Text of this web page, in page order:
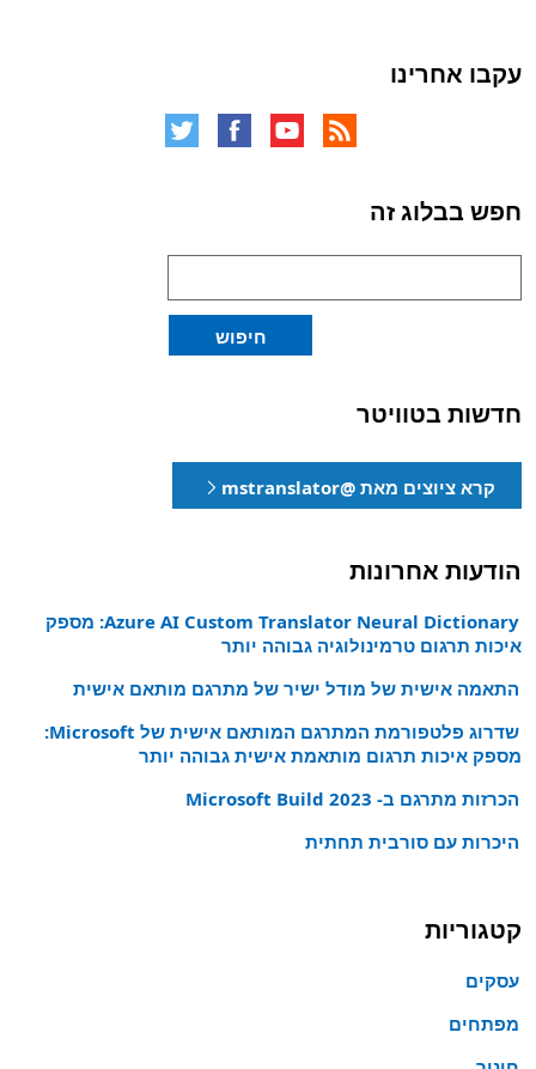
עקבו אחרינו
חפש בבלוג זה
חיפוש
חדשות בטוויטר
קרא ציוצים מאת @mstranslator
הודעות אחרונות
Azure AI Custom Translator Neural Dictionary: מספק
איכות תרגום טרמינולוגיה גבוהה יותר
התאמה אישית של מודל ישיר של מתרגם מותאם אישית
שדרוג פלטפורמת המתרגם המותאם אישית של Microsoft:
מספק איכות תרגום מותאמת אישית גבוהה יותר
הכרזות מתרגם ב- Microsoft Build 2023
היכרות עם סורבית תחתית
קטגוריות
עסקים
מפתחים